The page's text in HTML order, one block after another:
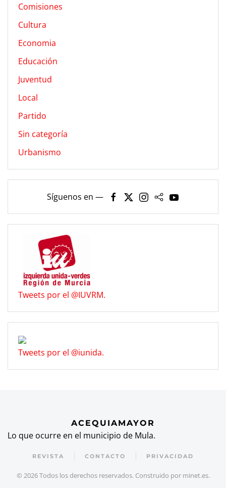
Comisiones
Cultura
Economia
Educación
Juventud
Local
Partido
Sin categoría
Urbanismo
Síguenos en —
Tweets por el @IUVRM.
Tweets por el @iunida.
ACEQUIAMAYOR
Lo que ocurre en el municipio de Mula.
REVISTA CONTACTO PRIVACIDAD
© 2026Todos los derechos reservados. Construido por minet.es.